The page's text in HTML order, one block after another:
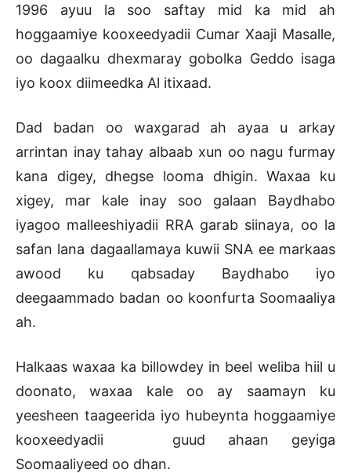
1996 ayuu la soo saftay mid ka mid ah
hoggaamiye kooxeedyadii Cumar Xaaji Masalle,
oo dagaalku dhexmaray gobolka Geddo isaga
iyo koox diimeedka Al itixaad.
Dad badan oo waxgarad ah ayaa u arkay
arrintan inay tahay albaab xun oo nagu furmay
kana digey, dhegse looma dhigin. Waxaa ku
xigey, mar kale inay soo galaan Baydhabo
iyagoo malleeshiyadii RRA garab siinaya, oo la
safan lana dagaallamaya kuwii SNA ee markaas
awood ku qabsaday Baydhabo iyo
deegaammado badan oo koonfurta Soomaaliya
ah.
Halkaas waxaa ka billowdey in beel weliba hiil u
doonato, waxaa kale oo ay saamayn ku
yeesheen taageerida iyo hubeynta hoggaamiye
kooxeedyadii guud ahaan geyiga
Soomaaliyeed oo dhan.